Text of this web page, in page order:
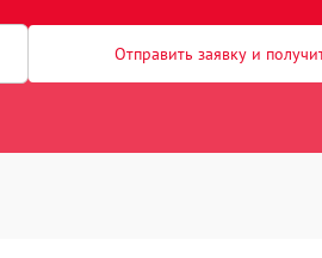
Отправить заявку и